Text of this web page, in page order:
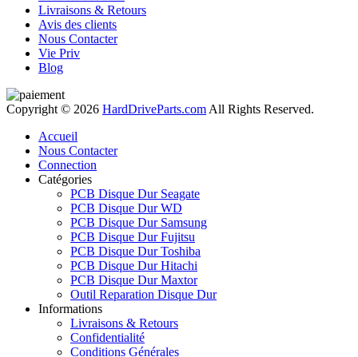
Livraisons & Retours
Avis des clients
Nous Contacter
Vie Priv
Blog
Copyright © 2026 HardDriveParts.com All Rights Reserved.
Accueil
Nous Contacter
Connection
Catégories
PCB Disque Dur Seagate
PCB Disque Dur WD
PCB Disque Dur Samsung
PCB Disque Dur Fujitsu
PCB Disque Dur Toshiba
PCB Disque Dur Hitachi
PCB Disque Dur Maxtor
Outil Reparation Disque Dur
Informations
Livraisons & Retours
Confidentialité
Conditions Générales